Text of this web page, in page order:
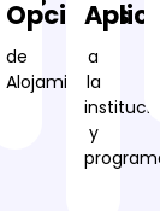
Opciones
de
Alojamiento
a
la
institución
y